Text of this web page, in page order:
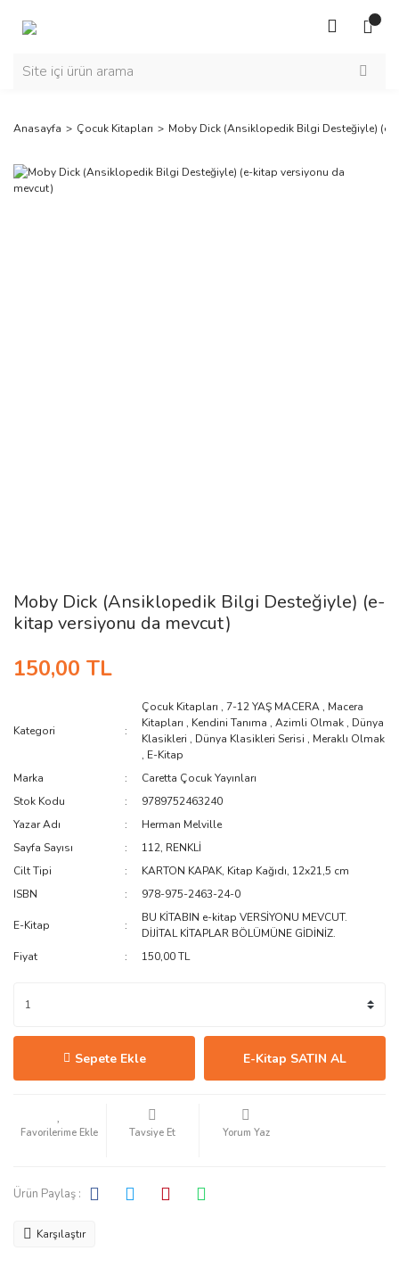
Anasayfa Çocuk Kitapları Moby Dick (Ansiklopedik Bilgi Desteğiyle) (e-
Moby Dick (Ansiklopedik Bilgi Desteğiyle) (e-
kitap versiyonu da mevcut)
150,00 TL
Kategori
Çocuk Kitapları ,7-12 YAŞ MACERA , Macera
Kitapları , Kendini Tanıma ,Azimli Olmak , Dünya
Klasikleri , Dünya Klasikleri Serisi , Meraklı Olmak
, E-Kitap
Marka
Caretta Çocuk Yayınları
Stok Kodu
9789752463240
Yazar Adı
Herman Melville
Sayfa Sayısı
112, RENKLİ
Cilt Tipi
KARTON KAPAK, Kitap Kağıdı, 12x21,5 cm
ISBN
978-975-2463-24-0
E-Kitap
BU KİTABIN e-kitap VERSİYONU MEVCUT.
DİJİTAL KİTAPLAR BÖLÜMÜNE GİDİNİZ.
Fiyat
150,00 TL
Sepete Ekle E-Kitap SATIN AL
Tavsiye Et Yorum Yaz
Ürün Paylaş :
Karşılaştır